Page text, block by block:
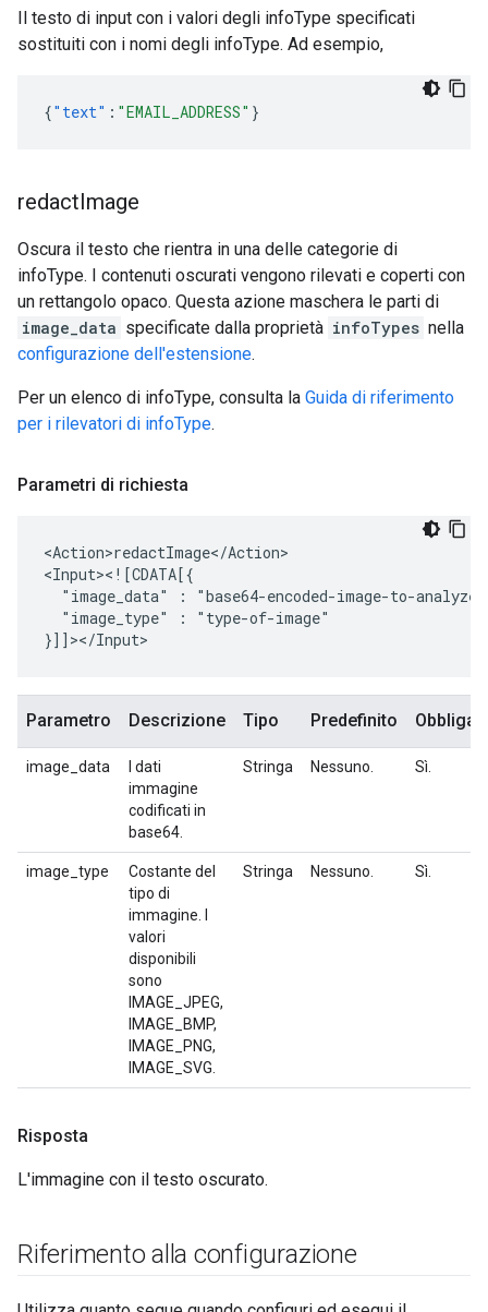
Il testo di input con i valori degli infoType specificati
sostituiti con i nomi degli infoType. Ad esempio,
{"text" : "EMAIL_ADDRESS" }
redactImage
Oscura il testo che rientra in una delle categorie di
infoType. I contenuti oscurati vengono rilevati e coperti con
un rettangolo opaco. Questa azione maschera le parti di
image_data specificate dalla proprietà infoTypes nella
configurazione dell'estensione.
Per un elenco di infoType, consulta la Guida di riferimento
per i rilevatori di infoType.
Parametri di richiesta
<Action>redactImage</Action>
"image_data"
:
"image_type"
:
"type-of-image"
Parametro Descrizione Tipo Predefinito
image_data
I dati
immagine
codificati in
base64.
Stringa Nessuno. Sì.
image_type
Costante del
tipo di
immagine. I
valori
disponibili
sono
IMAGE_JPEG,
IMAGE_BMP,
IMAGE_PNG,
IMAGE_SVG.
Stringa Nessuno. Sì.
Risposta
L'immagine con il testo oscurato.
Riferimento alla configurazione